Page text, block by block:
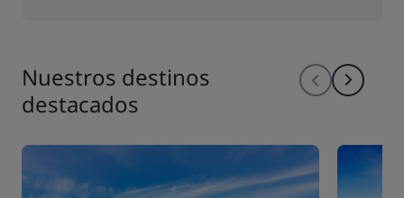
Nuestros destinos
destacados